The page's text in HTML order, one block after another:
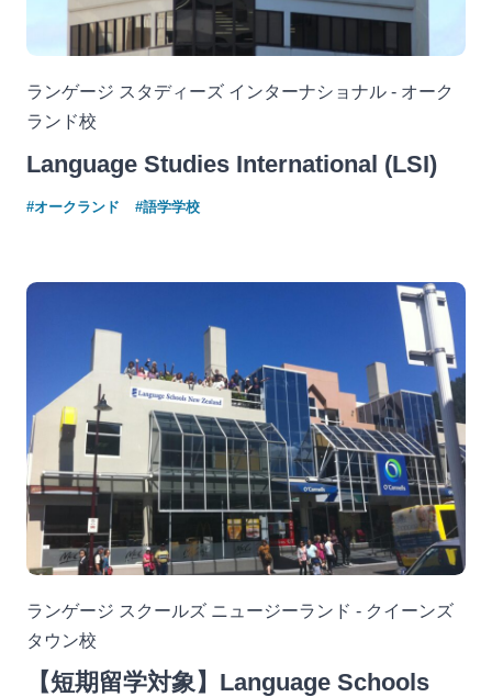
ランゲージ スタディーズ インターナショナル - オーク
ランド校
Language Studies International (LSI)
#オークランド #語学学校
ランゲージ スクールズ ニュージーランド - クイーンズ
タウン校
【短期留学対象】Language Schools